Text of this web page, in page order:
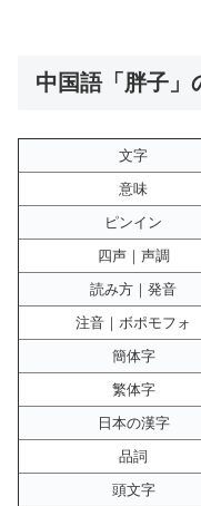
中国語「胖子」
文字
意味
ピンイン
四声｜声調
読み方｜発音
注音｜ボポモフォ
簡体字
繁体字
日本の漢字
品詞
頭文字